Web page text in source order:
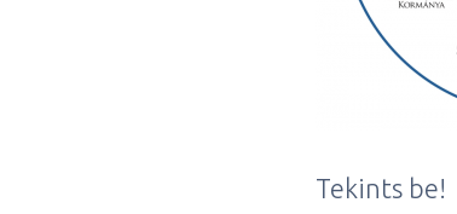
Tekints be!